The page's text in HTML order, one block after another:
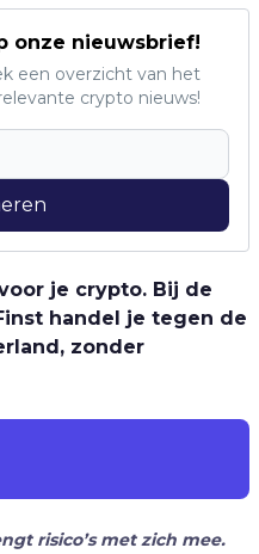
onze nieuwsbrief!
een overzicht van het
crypto nieuws!
je crypto. Bij de
handel je tegen de
zonder
risico’s met zich mee.